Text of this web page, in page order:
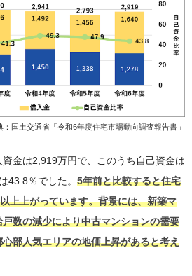
：国土交通省「 令和6年度住宅市場動向調査報告書 」
金は2,919万円で、このうち自己資金は
43.8％でした。 5年前と比較すると住宅
上上がっています。背景には、新築マ
数の減少により中古マンションの需要
部人気エリアの地価上昇があると考え